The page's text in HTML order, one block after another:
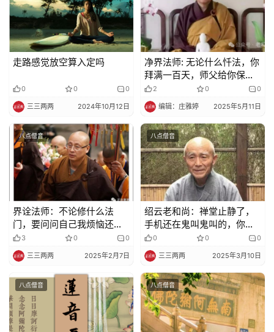
走路感觉放空算入定吗
0 0 0
三三两两 2024年10月12日
净界法师: 无论什么忏法，你
拜满一百天，师父给你保
证，就会出现下面的征兆
2 0 0
编辑：庄雅婷 2025年5月11日
八点僧音
界诠法师：不论修什么法
门，要问问自己我烦恼还有
没有少？
3 0 0
三三两两 2025年2月7日
八点僧音
绍云老和尚：禅堂止静了，
手机还在鬼叫鬼叫的，你说
他能搞什么?
0 0 0
三三两两 2025年3月10日
八点僧音 八点僧音